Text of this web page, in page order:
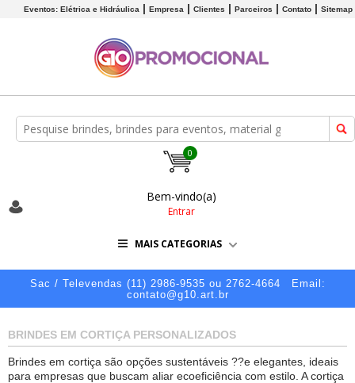
Eventos: Elétrica e Hidráulica Empresa Clientes Parceiros Contato Sitemap
0
Bem-vindo(a)
Entrar
MAIS CATEGORIAS
Sac / Televendas (11) 2986-9535 ou 2762-4664
Email:
contato@g10.art.br
BRINDES EM CORTIÇA PERSONALIZADOS
Brindes em cortiça são opções sustentáveis ??e elegantes, ideais
para empresas que buscam aliar ecoeficiência com estilo. A cortiça